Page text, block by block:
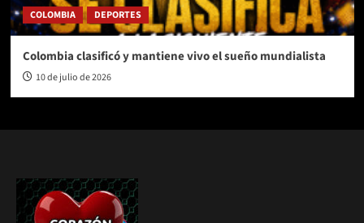
COLOMBIA DEPORTES
Colombia clasificó y mantiene vivo el sueño mundialista
10 de julio de 2026